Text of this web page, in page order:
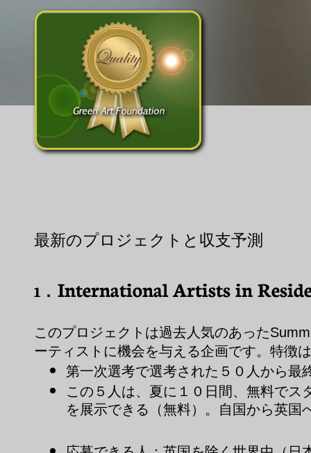
最新のプロジェクトと収支予測
1． International Artists in
このプロジェクトは過去人気のあった
ーティストに機会を与える企画です。特徴は
第一次選考で選考された５０人から最
この５人は、夏に１０日間、無料で
を展示できる（無料）。自国から英国